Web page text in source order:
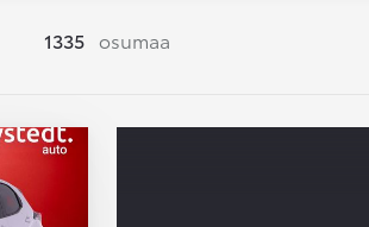
1335 osumaa